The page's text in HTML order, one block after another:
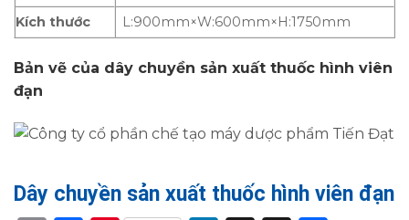
Kích thước L:900mm×W:600mm×H:1750mm
Bản vẽ của dây chuyền sản xuất thuốc hình viên
đạn
Dây chuyền sản xuất thuốc hình viên đạn